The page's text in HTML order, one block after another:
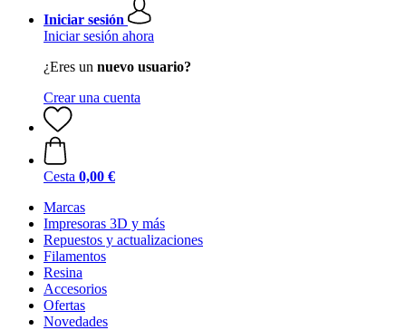
Iniciar sesión
Iniciar sesión ahora
¿Eres un nuevo usuario?
Crear una cuenta
Cesta 0,00 €
Marcas
Impresoras 3D y más
Repuestos y actualizaciones
Filamentos
Resina
Accesorios
Ofertas
Novedades